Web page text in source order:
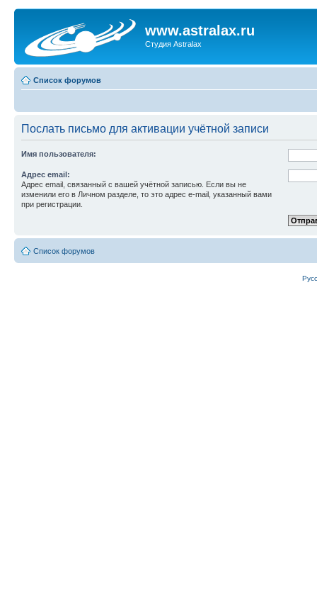
www.astralax.ru
Студия Astralax
Список форумов
Послать письмо для активации учётной записи
Имя пользователя:
Адрес email:
Адрес email, связанный с вашей учётной записью. Если вы не
изменили его в Личном разделе, то это адрес e-mail, указанный вами
при регистрации.
Список форумов